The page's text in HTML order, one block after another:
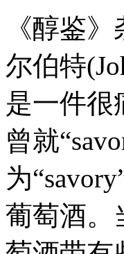
《醇鉴
尔伯特
是一件很
曾就
为
葡萄酒。